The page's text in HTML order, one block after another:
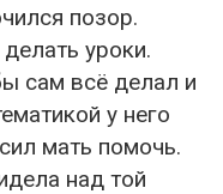
позор.
уроки.
сам всё делал и
у него
мать помочь.
над той